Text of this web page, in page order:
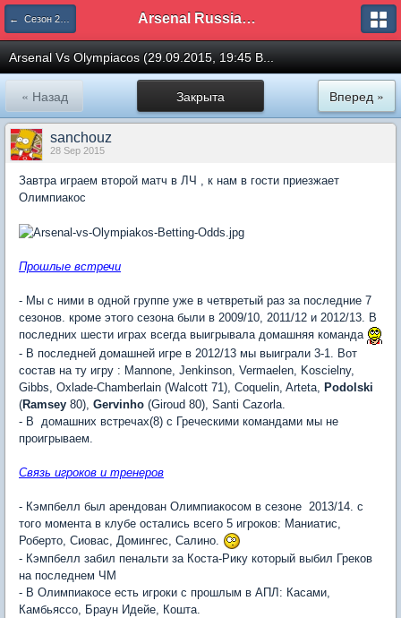
← Сезон 2015/16 Arsenal Russian Speaking Supporters Club
Arsenal Vs Olympiacos (29.09.2015, 19:45 B...
Закрыта
« Назад Вперед »
sanchouz
28 Sep 2015
Завтра играем второй матч в ЛЧ , к нам в гости приезжает
Олимпиакос
Прошлые встречи
- Мы с ними в одной группе уже в четвретый раз за последние 7
сезонов. кроме этого сезона были в 2009/10, 2011/12 и 2012/13. В
последних шести играх всегда выигрывала домашняя команда
- В последней домашней игре в 2012/13 мы выиграли 3-1. Вот
состав на ту игру : Mannone, Jenkinson, Vermaelen, Koscielny,
Gibbs, Oxlade-Chamberlain (Walcott 71), Coquelin, Arteta, Podolski
(Ramsey 80), Gervinho (Giroud 80), Santi Cazorla.
- В домашних встречах(8) с Греческими командами мы не
проигрываем.
Связь игроков и тренеров
- Кэмпбелл был арендован Олимпиакосом в сезоне 2013/14. с
того момента в клубе остались всего 5 игроков: Маниатис,
Роберто, Сиовас, Домингес, Салино.
- Кэмпбелл забил пенальти за Коста-Рику который выбил Греков
на последнем ЧМ
- В Олимпиакосе есть игроки с прошлым в АПЛ: Касами,
Камбьяссо, Браун Идейе, Кошта.